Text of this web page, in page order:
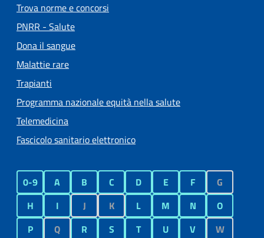
Trova norme e concorsi
PNRR - Salute
Dona il sangue
Malattie rare
Trapianti
Programma nazionale equità nella salute
Telemedicina
Fascicolo sanitario elettronico
0-9 A B C D E F
G
H
I J K L M N
O
P
Q R S T U V
W